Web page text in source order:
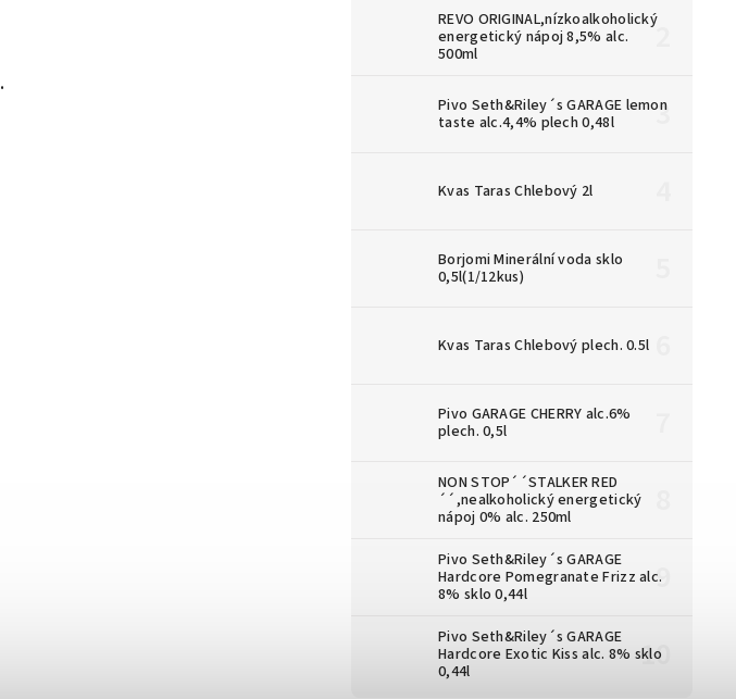
REVO ORIGINAL,nízkoalkoholický
energetický nápoj 8,5% alc.
500ml
Pivo Seth&Riley´s GARAGE lemon
taste alc.4,4% plech 0,48l
Kvas Taras Chlebový 2l
Borjomi Minerální voda sklo
0,5l(1/12kus)
Kvas Taras Chlebový plech. 0.5l
Pivo GARAGE CHERRY alc.6%
plech. 0,5l
NON STOP´´STALKER RED
´´,nealkoholický energetický
nápoj 0% alc. 250ml
Pivo Seth&Riley´s GARAGE
Hardcore Pomegranate Frizz alc.
8% sklo 0,44l
Pivo Seth&Riley´s GARAGE
Hardcore Exotic Kiss alc. 8% sklo
0,44l
.